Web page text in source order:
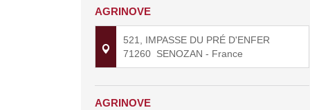
AGRINOVE
521, IMPASSE DU PRÉ D'ENFER
71260 SENOZAN - France
AGRINOVE